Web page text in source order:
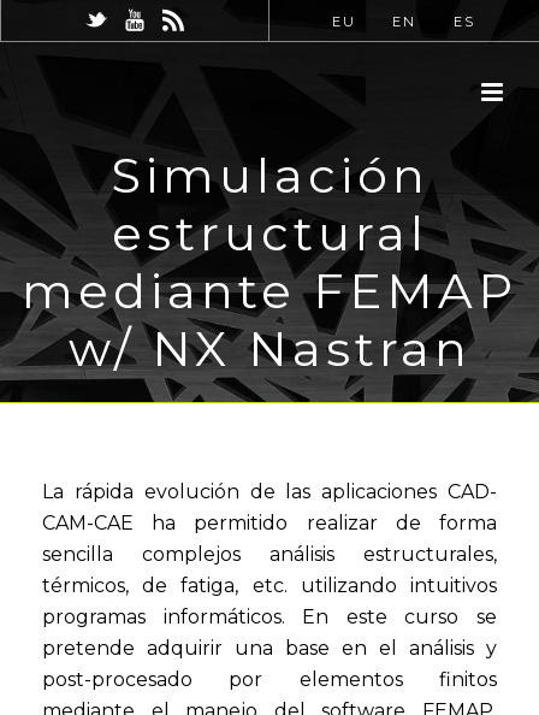
EU EN ES
Simulación
estructural
mediante FEMAP
w/ NX Nastran
La rápida evolución de las aplicaciones CAD-
CAM-CAE ha permitido realizar de forma
sencilla complejos análisis estructurales,
térmicos, de fatiga, etc. utilizando intuitivos
programas informáticos. En este curso se
pretende adquirir una base en el análisis y
post-procesado por elementos finitos